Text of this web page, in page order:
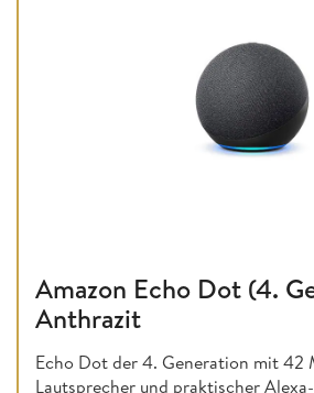
Amazon Echo Dot (4.
Anthrazit
Echo Dot der 4. Generation mit 42
Lautsprecher und praktischer